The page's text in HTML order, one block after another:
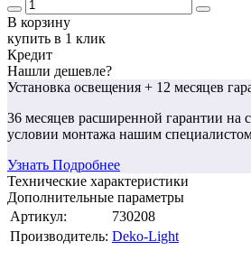
В корзину
купить в 1 клик
Кредит
Нашли дешевле?
Установка освещения + 12 месяцев
36 месяцев расширенной гарантии на
условии монтажа нашим
Узнать Подробнее
Технические характеристики
Дополнительные параметры
Артикул:
730208
Производитель: Deko-Light